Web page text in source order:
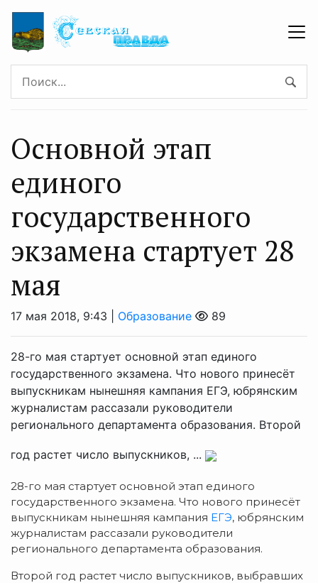
Основной этап
единого
государственного
экзамена стартует 28
мая
17 мая 2018, 9:43 | Образование 89
28-го мая стартует основной этап единого
государственного экзамена. Что нового принесёт
выпускникам нынешняя кампания ЕГЭ, юбрянским
журналистам рассазали руководители
регионального департамента образования. Второй
год растет число выпускников, ...
28-го мая стартует основной этап единого
государственного экзамена. Что нового принесёт
выпускникам нынешняя кампания ЕГЭ, юбрянским
журналистам рассазали руководители
регионального департамента образования.
Второй год растет число выпускников, выбравших